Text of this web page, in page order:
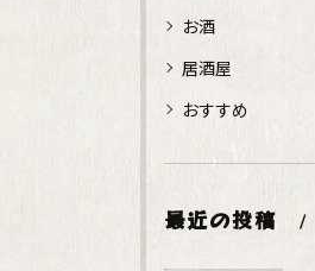
お酒
居酒屋
おすすめ
最近の投稿